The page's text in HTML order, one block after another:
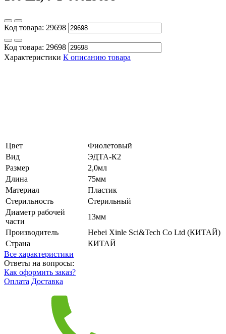
Код товара: 29698
Код товара: 29698
Характеристики К описанию товара
Цвет
Фиолетовый
Вид
ЭДТА-К2
Размер
2,0мл
Длина
75мм
Материал
Пластик
Стерильность
Стерильный
Диаметр рабочей
части
13мм
Производитель
Hebei Xinle Sci&Tech Co Ltd (КИТАЙ)
Страна
КИТАЙ
Все характеристики
Ответы на вопросы:
Как оформить заказ?
Оплата Доставка